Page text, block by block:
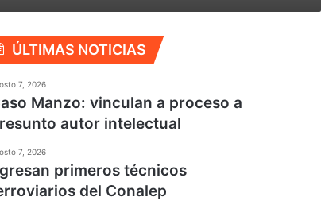
ÚLTIMAS NOTICIAS
7, 2026
Manzo: vinculan a proceso a
autor intelectual
7, 2026
primeros técnicos
del Conalep